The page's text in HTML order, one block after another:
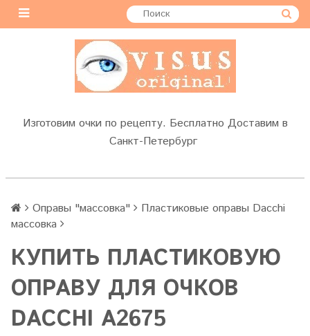
Изготовим очки по рецепту. Бесплатно Доставим в
Санкт-Петербург
Оправы "массовка"
Пластиковые оправы Dacchi
массовка
КУПИТЬ ПЛАСТИКОВУЮ
ОПРАВУ ДЛЯ ОЧКОВ
DACCHI A2675